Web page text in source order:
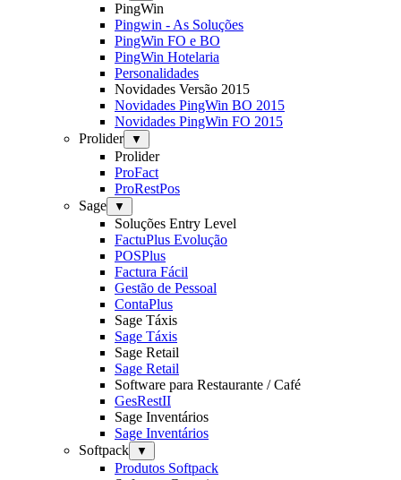
PingWin
Pingwin - As Soluções
PingWin FO e BO
PingWin Hotelaria
Personalidades
Novidades Versão 2015
Novidades PingWin BO 2015
Novidades PingWin FO 2015
Prolider
▼
Prolider
ProFact
ProRestPos
Sage
▼
Soluções Entry Level
FactuPlus Evolução
POSPlus
Factura Fácil
Gestão de Pessoal
ContaPlus
Sage Táxis
Sage Táxis
Sage Retail
Sage Retail
Software para Restaurante / Café
GesRestII
Sage Inventários
Sage Inventários
Softpack
▼
Produtos Softpack